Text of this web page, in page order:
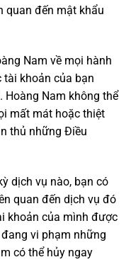
quan đến mật khẩu
Nam về mọi hành
khoản của bạn
Hoàng Nam không thể
mất mát hoặc thiệt
thủ những Điều
dịch vụ nào, bạn có
quan đến dịch vụ đó
khoản của mình được
vi phạm những
có thể hủy ngay